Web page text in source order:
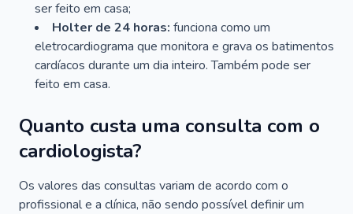
ser feito em casa;
Holter de 24 horas: funciona como um
eletrocardiograma que monitora e grava os batimentos
cardíacos durante um dia inteiro. Também pode ser
feito em casa.
Quanto custa uma consulta com o
cardiologista?
Os valores das consultas variam de acordo com o
profissional e a clínica, não sendo possível definir um